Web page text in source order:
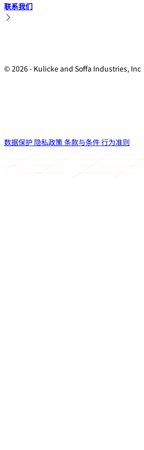
联系我们
© 2026 - Kulicke and Soffa Industries, Inc
数据保护 隐私政策条款与条件行为准则